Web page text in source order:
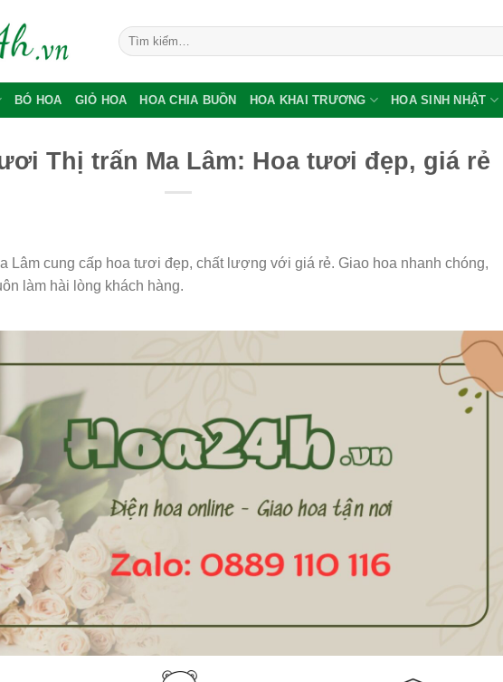
Tìm
kiếm:
BÓ HOA GIỎ HOA HOA CHIA BUỒN HOA KHAI TRƯƠNG HOA SINH NHẬT
Thị trấn Ma Lâm: Hoa tươi đẹp, giá rẻ
Lâm cung cấp hoa tươi đẹp, chất lượng với giá rẻ. Giao hoa nhanh chóng,
làm hài lòng khách hàng.